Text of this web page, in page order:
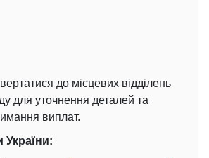
до місцевих відділень
для уточнення деталей та
виплат.
України: